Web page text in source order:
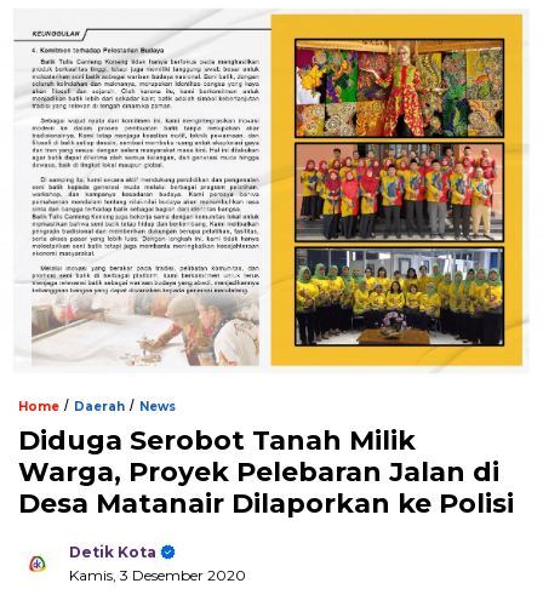
Home / Daerah / News
Diduga Serobot Tanah Milik
Warga, Proyek Pelebaran Jalan di
Desa Matanair Dilaporkan ke Polisi
Detik Kota
Kamis, 3 Desember 2020